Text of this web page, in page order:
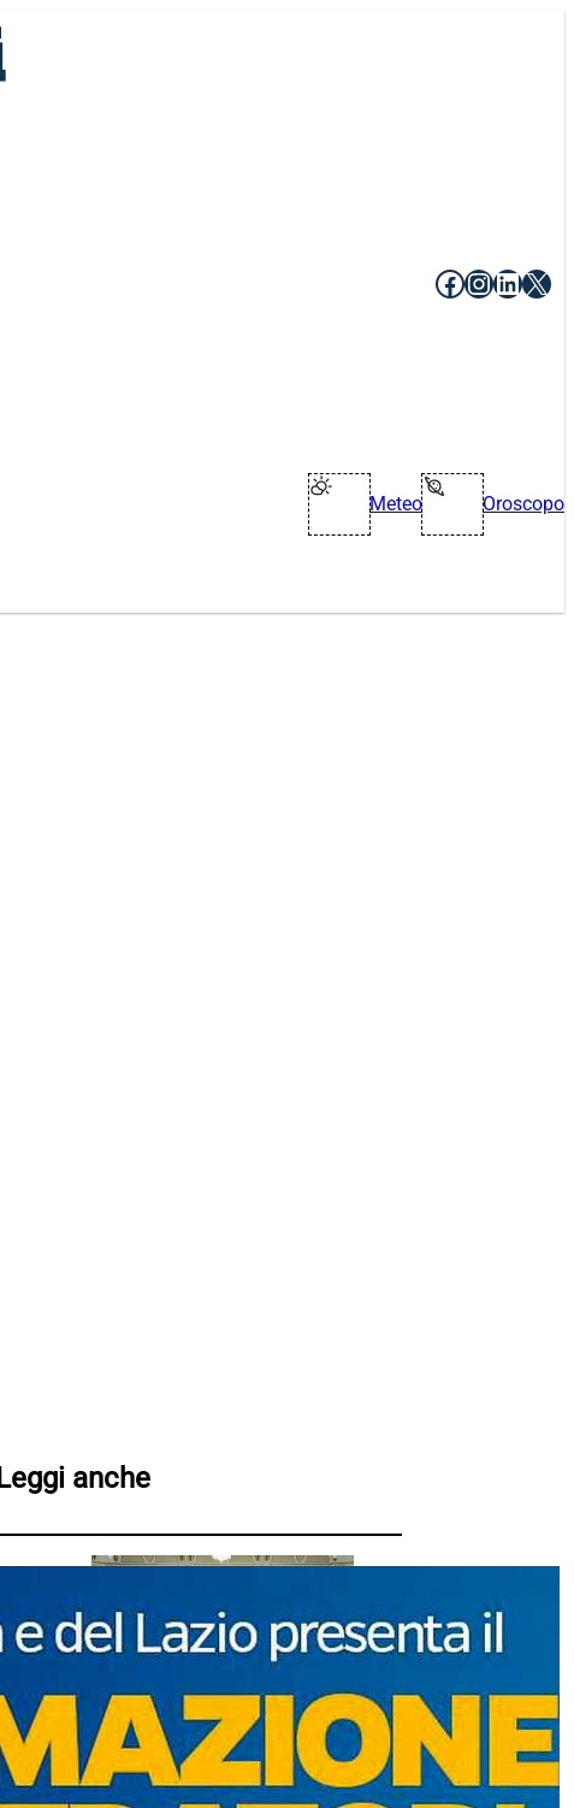
Facebook
X
Meteo Oroscopo
Leggi anche
L’Egitto entra nell’alleanza con
Turchia, Arabia Saudita e Pakistan?
Ankara ne è sicura